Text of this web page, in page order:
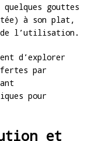
gouttes
à son plat,
l’utilisation.
d’explorer
par
pour
et